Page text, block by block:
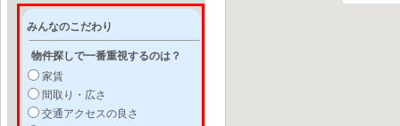
みんなのこだわり
物件探しで一番重視するのは？
家賃
間取り・広さ
交通アクセスの良さ